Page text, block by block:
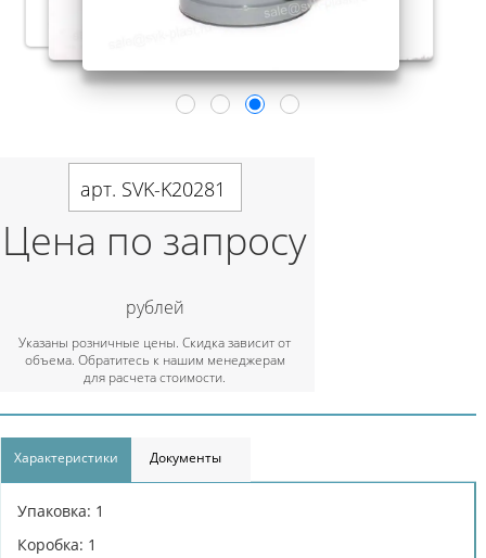
арт. SVK-K20281
Цена по запросу
рублей
Указаны розничные цены. Скидка зависит от
объема. Обратитесь к нашим менеджерам
для расчета стоимости.
Характеристики Документы
Упаковка: 1
Коробка: 1